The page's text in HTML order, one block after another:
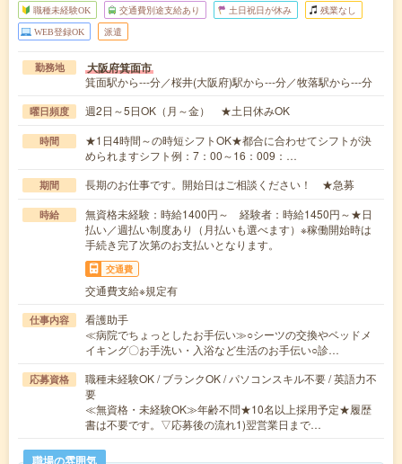
職種未経験OK 交通費別途支給あり 土日祝日が休み 残業なし
WEB登録OK 派遣
勤務地 大阪府箕面市
箕面駅から---分／桜井(大阪府)駅から---分／牧落駅から---分
曜日頻度 週2日～5日OK（月～金） ★土日休みOK
時間
★1日4時間～の時短シフトOK★都合に合わせてシフトが決
められますシフト例：7：00～16：009：…
期間 長期のお仕事です。開始日はご相談ください！ ★急募
時給
無資格未経験：時給1400円～ 経験者：時給1450円～★日
払い／週払い制度あり（月払いも選べます）※稼働開始時は
手続き完了次第のお支払いとなります。
交通費
交通費支給※規定有
仕事内容
看護助手
≪病院でちょっとしたお手伝い≫○シーツの交換やベッドメ
イキング〇お手洗い・入浴など生活のお手伝い○診…
応募資格
職種未経験OK / ブランクOK / パソコンスキル不要 / 英語力不
要
≪無資格・未経験OK≫年齢不問★10名以上採用予定★履歴
書は不要です。▽応募後の流れ1)翌営業日まで…
職場の雰囲気